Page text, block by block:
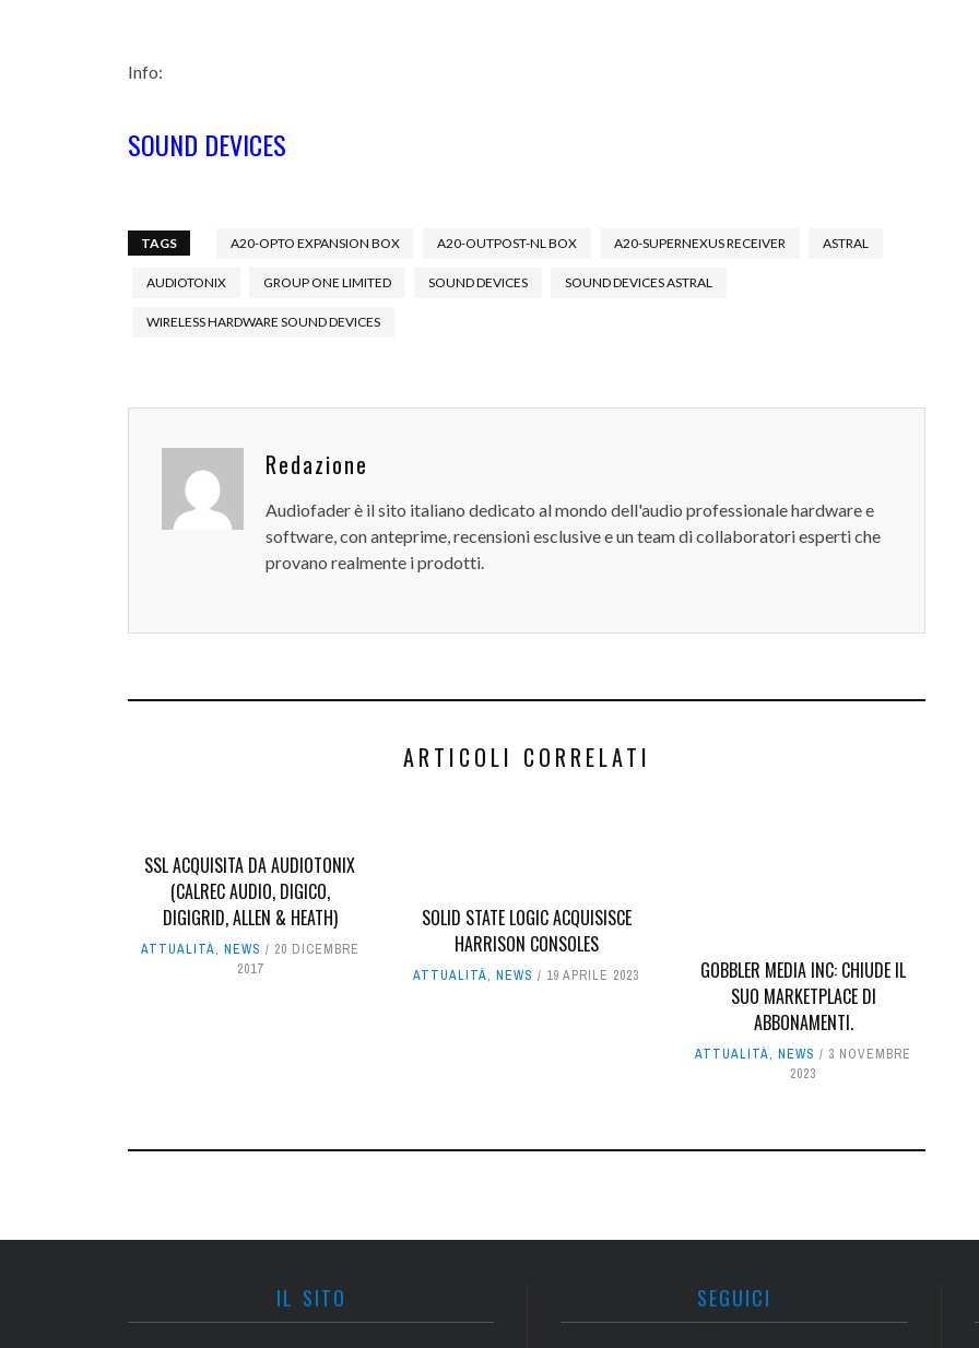
Info:
SOUND DEVICES
TAGS A20-OPTO EXPANSION BOX A20-OUTPOST-NL BOX A20-SUPERNEXUS RECEIVER ASTRAL
AUDIOTONIX GROUP ONE LIMITED SOUND DEVICES SOUND DEVICES ASTRAL
WIRELESS HARDWARE SOUND DEVICES
Redazione
Audiofader è il sito italiano dedicato al mondo dell'audio professionale hardware e
software, con anteprime, recensioni esclusive e un team di collaboratori esperti che
provano realmente i prodotti.
ARTICOLI CORRELATI
SSL ACQUISITA DA AUDIOTONIX
(CALREC AUDIO, DIGICO,
DIGIGRID, ALLEN & HEATH)
ATTUALITÀ, NEWS
20 DICEMBRE
2017
SOLID STATE LOGIC ACQUISISCE
HARRISON CONSOLES
ATTUALITÀ,NEWS 19 APRILE 2023
GOBBLER MEDIA INC: CHIUDE IL
SUO MARKETPLACE DI
ABBONAMENTI.
ATTUALITÀ,NEWS
3 NOVEMBRE
2023
IL SITO SEGUICI